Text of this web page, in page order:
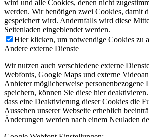
wird und alle Cookies, denen nicht
werden. Wir benötigen zwei Cookies, damit
gespeichert wird. Andernfalls wird diese
Seitenladen eingeblendet werden.
Hier klicken, um notwendige Cookies zu
Andere externe Dienste
Wir nutzen auch verschiedene externe
Webfonts, Google Maps und externe
Anbieter möglicherweise personenbezogene
speichern, können Sie diese hier
dass eine Deaktivierung dieser Cookies die
Aussehen unserer Webseite erheblich
Änderungen werden nach einem Neuladen